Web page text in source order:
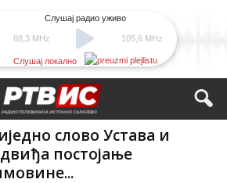
88,3 MHz
Слушај радио уживо
105,6 MHz
Слушај локално
слово Устава и
постојање